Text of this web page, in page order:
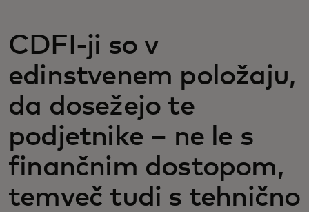
CDFI-ji so v
edinstvenem položaju,
da dosežejo te
podjetnike – ne le s
finančnim dostopom,
temveč tudi s tehnično